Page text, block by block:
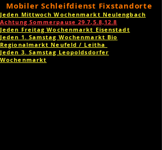
Mobiler Schleifdienst Fixstandorte
Jeden Mittwoch Wochenmarkt Neulengbach
Achtung Sommerpause 29.7,5.8,12.8
Jeden Freitag Wochenmarkt Eisenstadt
Jeden 1. Samstag Wochenmarkt Bio
Regionalmarkt Neufeld / Leitha
Jeden 3. Samstag Leopoldsdorfer
Wochenmarkt